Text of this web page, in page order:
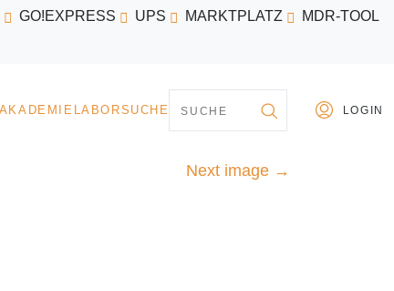
GO!EXPRESS UPS MARKTPLATZ MDR-TOOL
Next image →